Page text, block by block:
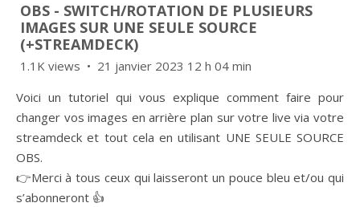
OBS - SWITCH/ROTATION DE PLUSIEURS
IMAGES SUR UNE SEULE SOURCE
(+STREAMDECK)
1.1K views
21 janvier 2023 12 h 04 min
Voici un tutoriel qui vous explique comment faire pour
changer vos images en arrière plan sur votre live via votre
streamdeck et tout cela en utilisant UNE SEULE SOURCE
OBS.
👉Merci à tous ceux qui laisseront un pouce bleu et/ou qui
s’abonneront 👍